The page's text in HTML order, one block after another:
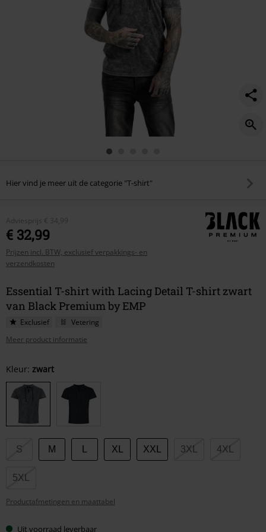
Hier vind je meer uit de categorie "T-shirt"
Adviesprijs € 34,99
€ 32,99
Prijzen incl. BTW, exclusief verpakkings- en
verzendkosten
Essential T-shirt with Lacing Detail T-shirt zwart
van Black Premium by EMP
Exclusief
Vetering
Meer product informatie
Kies
je
maat
Kleur: zwart
S M XL XXL 3XL 4XL
5XL
Productafmetingen en maattabel
Uit voorraad leverbaar